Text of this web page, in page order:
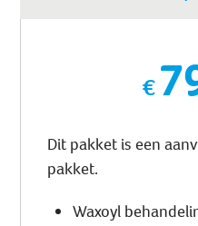
Dit pakket is een
pakket.
Waxoyl